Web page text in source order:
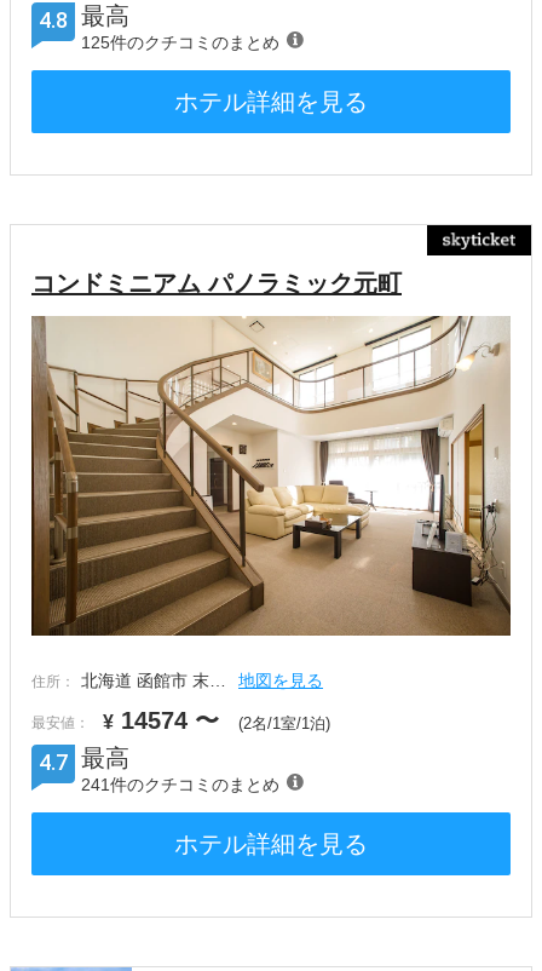
4.8 最高
125件のクチコミのまとめ
ホテル詳細を見る
コンドミニアム パノラミック元町
住所： 北海道 函館市 末… 地図を見る
最安値： ¥ 14574 〜 (2名/1室/1泊)
4.7 最高
241件のクチコミのまとめ
ホテル詳細を見る